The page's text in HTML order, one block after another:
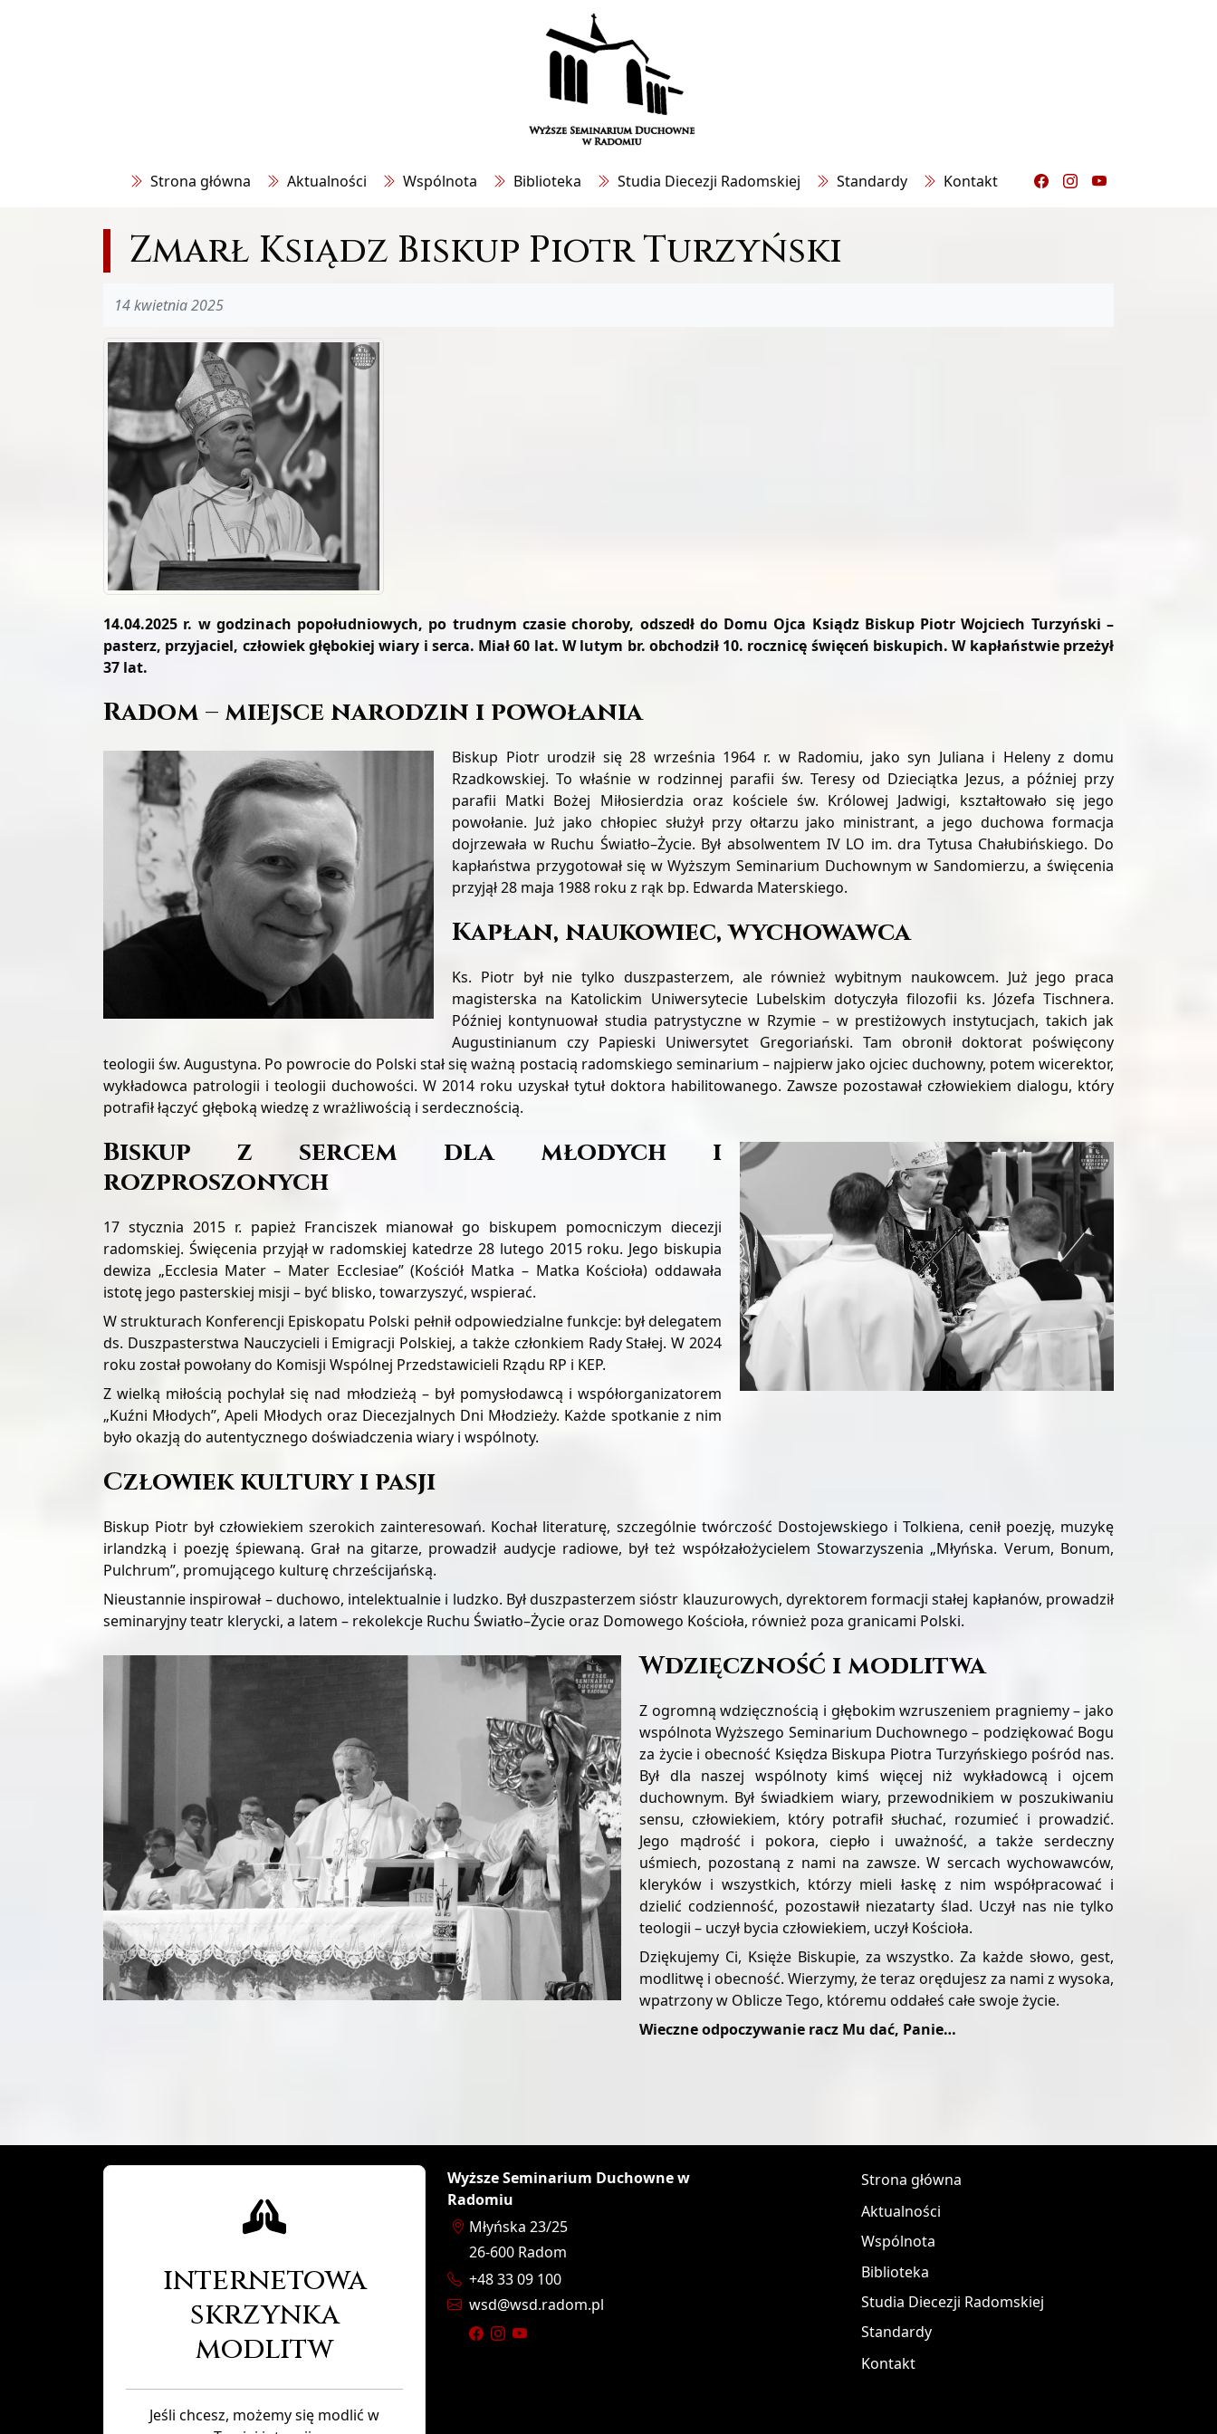
Strona główna Aktualności Wspólnota Biblioteka Studia Diecezji Radomskiej Standardy Kontakt
Zmarł Ksiądz Biskup Piotr Turzyński
14 kwietnia 2025
14.04.2025 r. w godzinach popołudniowych, po trudnym czasie choroby, odszedł do Domu Ojca Ksiądz Biskup Piotr Wojciech Turzyński –
pasterz, przyjaciel, człowiek głębokiej wiary i serca. Miał 60 lat. W lutym br. obchodził 10. rocznicę święceń biskupich. W kapłaństwie przeżył
37 lat.
Radom – miejsce narodzin i powołania
Biskup Piotr urodził się 28 września 1964 r. w Radomiu, jako syn Juliana i Heleny z domu
Rzadkowskiej. To właśnie w rodzinnej parafii św. Teresy od Dzieciątka Jezus, a później przy
parafii Matki Bożej Miłosierdzia oraz kościele św. Królowej Jadwigi, kształtowało się jego
powołanie. Już jako chłopiec służył przy ołtarzu jako ministrant, a jego duchowa formacja
dojrzewała w Ruchu Światło–Życie. Był absolwentem IV LO im. dra Tytusa Chałubińskiego. Do
kapłaństwa przygotował się w Wyższym Seminarium Duchownym w Sandomierzu, a święcenia
przyjął 28 maja 1988 roku z rąk bp. Edwarda Materskiego.
Kapłan, naukowiec, wychowawca
Ks. Piotr był nie tylko duszpasterzem, ale również wybitnym naukowcem. Już jego praca
magisterska na Katolickim Uniwersytecie Lubelskim dotyczyła filozofii ks. Józefa Tischnera.
Później kontynuował studia patrystyczne w Rzymie – w prestiżowych instytucjach, takich jak
Augustinianum czy Papieski Uniwersytet Gregoriański. Tam obronił doktorat poświęcony
teologii św. Augustyna. Po powrocie do Polski stał się ważną postacią radomskiego seminarium – najpierw jako ojciec duchowny, potem wicerektor,
wykładowca patrologii i teologii duchowości. W 2014 roku uzyskał tytuł doktora habilitowanego. Zawsze pozostawał człowiekiem dialogu, który
potrafił łączyć głęboką wiedzę z wrażliwością i serdecznością.
Biskup z sercem dla młodych i
rozproszonych
17 stycznia 2015 r. papież Franciszek mianował go biskupem pomocniczym diecezji
radomskiej. Święcenia przyjął w radomskiej katedrze 28 lutego 2015 roku. Jego biskupia
dewiza „Ecclesia Mater – Mater Ecclesiae” (Kościół Matka – Matka Kościoła) oddawała
istotę jego pasterskiej misji – być blisko, towarzyszyć, wspierać.
W strukturach Konferencji Episkopatu Polski pełnił odpowiedzialne funkcje: był delegatem
ds. Duszpasterstwa Nauczycieli i Emigracji Polskiej, a także członkiem Rady Stałej. W 2024
roku został powołany do Komisji Wspólnej Przedstawicieli Rządu RP i KEP.
Z wielką miłością pochylał się nad młodzieżą – był pomysłodawcą i współorganizatorem
„Kuźni Młodych”, Apeli Młodych oraz Diecezjalnych Dni Młodzieży. Każde spotkanie z nim
było okazją do autentycznego doświadczenia wiary i wspólnoty.
Człowiek kultury i pasji
Biskup Piotr był człowiekiem szerokich zainteresowań. Kochał literaturę, szczególnie twórczość Dostojewskiego i Tolkiena, cenił poezję, muzykę
irlandzką i poezję śpiewaną. Grał na gitarze, prowadził audycje radiowe, był też współzałożycielem Stowarzyszenia „Młyńska. Verum, Bonum,
Pulchrum”, promującego kulturę chrześcijańską.
Nieustannie inspirował – duchowo, intelektualnie i ludzko. Był duszpasterzem sióstr klauzurowych, dyrektorem formacji stałej kapłanów, prowadził
seminaryjny teatr klerycki, a latem – rekolekcje Ruchu Światło–Życie oraz Domowego Kościoła, również poza granicami Polski.
Wdzięczność i modlitwa
Z ogromną wdzięcznością i głębokim wzruszeniem pragniemy – jako
wspólnota Wyższego Seminarium Duchownego – podziękować Bogu
za życie i obecność Księdza Biskupa Piotra Turzyńskiego pośród nas.
Był dla naszej wspólnoty kimś więcej niż wykładowcą i ojcem
duchownym. Był świadkiem wiary, przewodnikiem w poszukiwaniu
sensu, człowiekiem, który potrafił słuchać, rozumieć i prowadzić.
Jego mądrość i pokora, ciepło i uważność, a także serdeczny
uśmiech, pozostaną z nami na zawsze. W sercach wychowawców,
kleryków i wszystkich, którzy mieli łaskę z nim współpracować i
dzielić codzienność, pozostawił niezatarty ślad. Uczył nas nie tylko
teologii – uczył bycia człowiekiem, uczył Kościoła.
Dziękujemy Ci, Księże Biskupie, za wszystko. Za każde słowo, gest,
modlitwę i obecność. Wierzymy, że teraz orędujesz za nami z wysoka,
wpatrzony w Oblicze Tego, któremu oddałeś całe swoje życie.
Wieczne odpoczywanie racz Mu dać, Panie…
internetowa
skrzynka
modlitw
Jeśli chcesz, możemy się modlić w
Wyższe Seminarium Duchowne w
Radomiu
Młyńska 23/25
26-600 Radom
+48 33 09 100
wsd
wsd.radom.pl
Strona główna
Aktualności
Wspólnota
Biblioteka
Studia Diecezji Radomskiej
Standardy
Kontakt